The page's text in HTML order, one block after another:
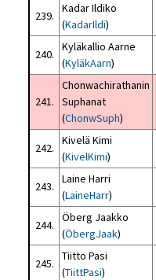
239.
Kadar Ildiko
(KadarIldi)
240.
Kyläkallio Aarne
(KyläkAarn)
241.
Chonwachirathanin
Suphanat
(ChonwSuph)
242.
Kivelä Kimi
(KivelKimi)
243.
Laine Harri
(LaineHarr)
244.
Öberg Jaakko
(ÖbergJaak)
245.
Tiitto Pasi
(TiittPasi)